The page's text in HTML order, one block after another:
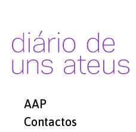
AAP
Contactos